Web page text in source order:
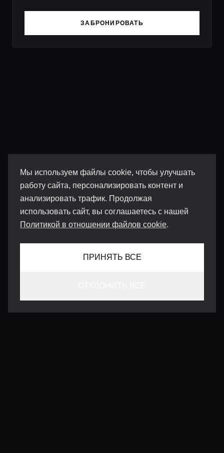
Мы используем файлы cookie, чтобы улучшать
работу сайта, персонализировать контент и
анализировать трафик. Продолжая
использовать сайт, вы соглашаетесь с нашей
Политикой в отношении файлов cookie.
ПРИНЯТЬ ВСЕ
ЗАБРОНИРОВАТЬ